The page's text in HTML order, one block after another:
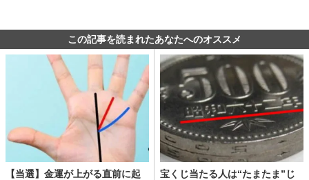
この記事を読まれたあなたへのオススメ
【当選】金運が上がる直前に起
宝くじ当たる人は“たまたま”じ